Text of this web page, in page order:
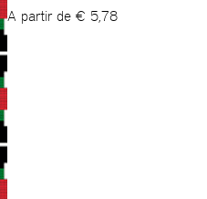
A partir de € 5,78